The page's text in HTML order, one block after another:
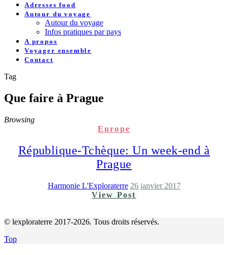
Adresses food
Autour du voyage
Autour du voyage
Infos pratiques par pays
A propos
Voyager ensemble
Contact
Tag
Que faire à Prague
Browsing
Europe
République-Tchèque: Un week-end à
Prague
Harmonie L'Exploraterre 26 janvier 2017
View Post
© lexploraterre 2017-2026. Tous droits réservés.
Top